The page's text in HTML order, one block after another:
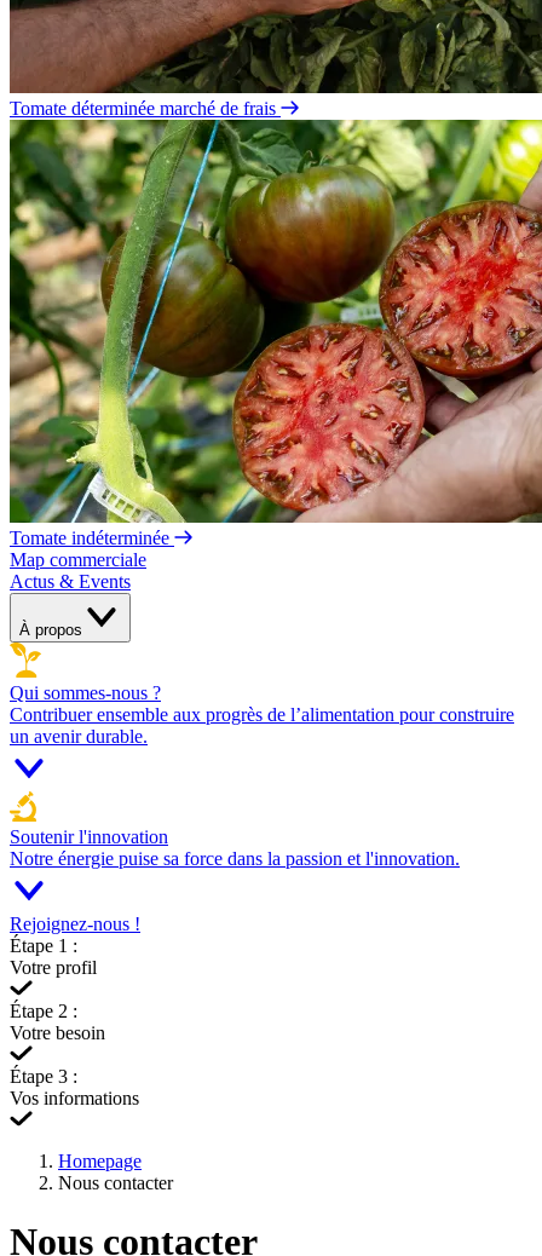
Tomate déterminée marché de frais
Tomate indéterminée
Map commerciale
Actus & Events
À propos
Qui sommes-nous ?
Contribuer ensemble aux progrès de l’alimentation pour construire
un avenir durable.
Soutenir l'innovation
Notre énergie puise sa force dans la passion et l'innovation.
Rejoignez-nous !
Étape 1 :
Votre profil
Étape 2 :
Votre besoin
Étape 3 :
Vos informations
Homepage
Nous contacter
Nous contacter